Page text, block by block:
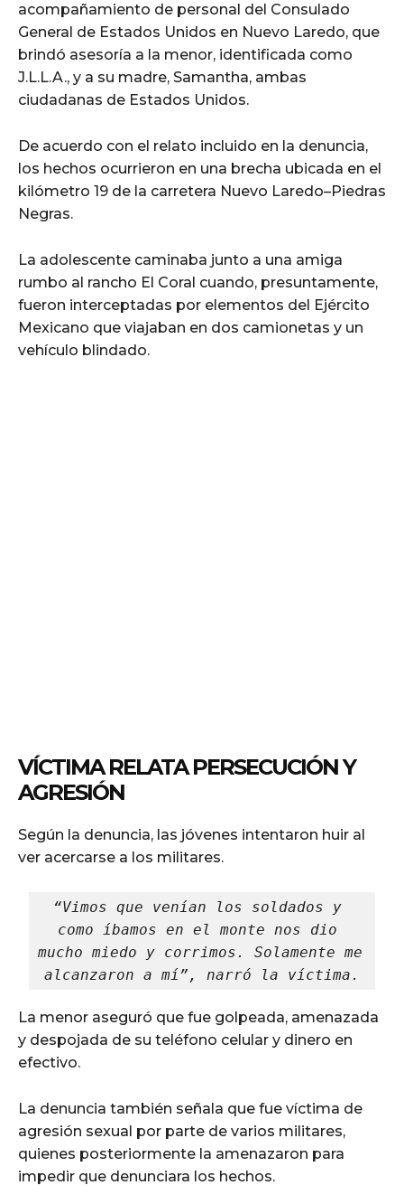
acompañamiento de personal del Consulado
General de Estados Unidos en Nuevo Laredo, que
brindó asesoría a la menor, identificada como
J.L.L.A., y a su madre, Samantha, ambas
ciudadanas de Estados Unidos.
De acuerdo con el relato incluido en la denuncia,
los hechos ocurrieron en una brecha ubicada en el
kilómetro 19 de la carretera Nuevo Laredo–Piedras
Negras.
La adolescente caminaba junto a una amiga
rumbo al rancho El Coral cuando, presuntamente,
fueron interceptadas por elementos del Ejército
Mexicano que viajaban en dos camionetas y un
vehículo blindado.
VÍCTIMA RELATA PERSECUCIÓN Y
AGRESIÓN
Según la denuncia, las jóvenes intentaron huir al
ver acercarse a los militares.
“Vimos que venían los soldados y
como íbamos en el monte nos dio
mucho miedo y corrimos. Solamente me
alcanzaron a mí”, narró la víctima.
La menor aseguró que fue golpeada, amenazada
y despojada de su teléfono celular y dinero en
efectivo.
La denuncia también señala que fue víctima de
agresión sexual por parte de varios militares,
quienes posteriormente la amenazaron para
impedir que denunciara los hechos.